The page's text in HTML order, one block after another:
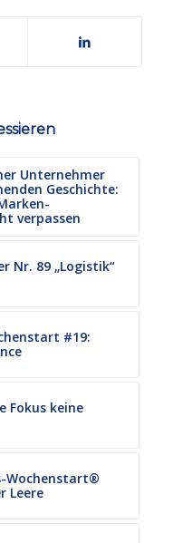
Unternehmer
Geschichte:
verpassen
Nr. 89 „Logistik“
#19:
Fokus keine
Wochenstart®
Leere